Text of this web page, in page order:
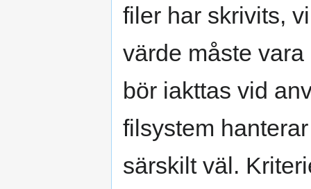
filer har skrivits,
värde måste
bör iakttas vid
filsystem
särskilt väl.